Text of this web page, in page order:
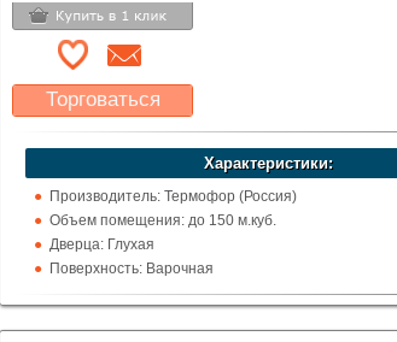
Торговаться
Какая цена Вас
устроит?
Указать цену
Характеристики:
Производитель: Термофор (Россия)
Объем помещения: до 150 м.куб.
Дверца: Глухая
Поверхность: Варочная
Кожух: Металлический